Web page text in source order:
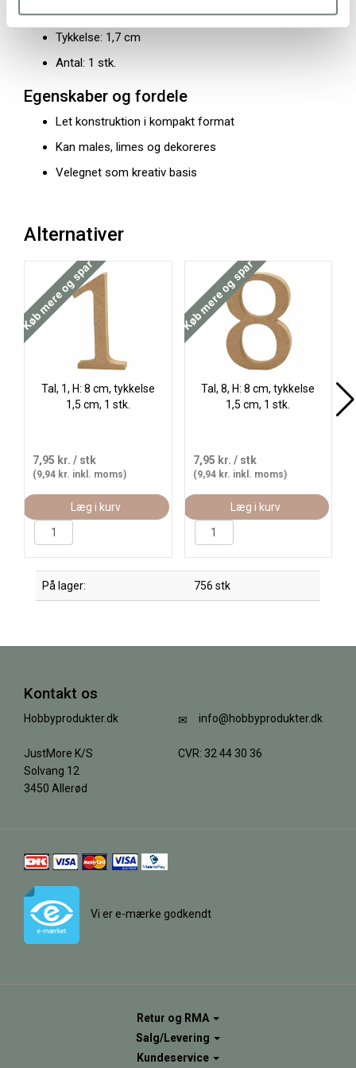
Bredde: 6,8 cm
Tykkelse: 1,7 cm
Antal: 1 stk.
Egenskaber og fordele
Let konstruktion i kompakt format
Kan males, limes og dekoreres
Velegnet som kreativ basis
Alternativer
Køb mere og spar
Tal, 1, H: 8 cm, tykkelse
1,5 cm, 1 stk.
7,95 kr. / stk
(9,94 kr. inkl. moms)
Læg i kurv
Køb mere og spar
Tal, 8, H: 8 cm, tykkelse
1,5 cm, 1 stk.
7,95 kr. / stk
(9,94 kr. inkl. moms)
Læg i kurv
På lager: 756 stk
Kontakt os
Hobbyprodukter.dk
JustMore K/S
Solvang 12
3450 Allerød
info@hobbyprodukter.dk
CVR: 32 44 30 36
Vi er e-mærke godkendt
Retur og RMA
Salg/Levering
Kundeservice